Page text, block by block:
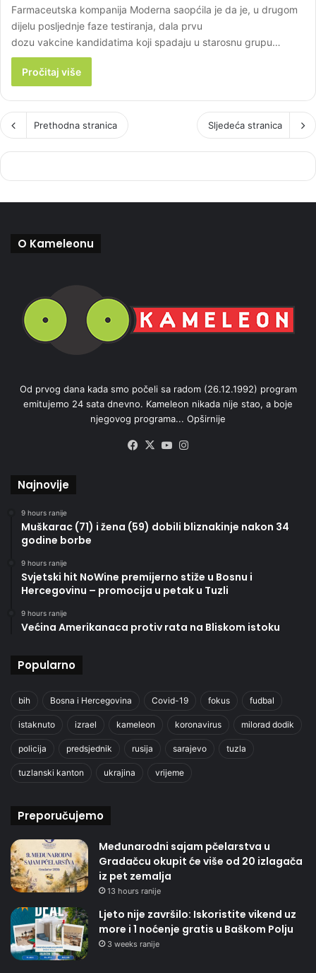
Farmaceutska kompanija Moderna saopćila je da je, u drugom
dijelu posljednje faze testiranja, dala prvu
dozu vakcine kandidatima koji spadaju u starosnu grupu…
Pročitaj više
Prethodna stranica Sljedeća stranica
O Kameleonu
Od prvog dana kada smo počeli sa radom (26.12.1992) program
emitujemo 24 sata dnevno. Kameleon nikada nije stao, a boje
njegovog programa... Opširnije
Facebook
X YouTube
Najnovije
9 hours ranije
Muškarac (71) i žena (59) dobili bliznakinje nakon 34
godine borbe
9 hours ranije
Svjetski hit NoWine premijerno stiže u Bosnu i
Hercegovinu – promocija u petak u Tuzli
9 hours ranije
Većina Amerikanaca protiv rata na Bliskom istoku
Popularno
bih Bosna i Hercegovina Covid-19 fokus fudbal
istaknuto izrael kameleon koronavirus milorad dodik
policija predsjednik rusija sarajevo tuzla
tuzlanski kanton ukrajina vrijeme
Preporučujemo
Međunarodni sajam pčelarstva u
Gradačcu okupit će više od 20 izlagača
iz pet zemalja
13 hours ranije
Ljeto nije završilo: Iskoristite vikend uz
more i 1 noćenje gratis u Baškom Polju
3 weeks ranije